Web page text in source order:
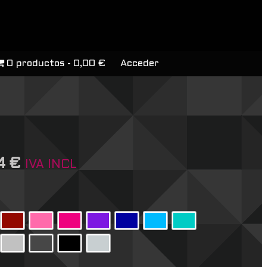
0 productos 0,00 € Acceder
€ IVA INCL